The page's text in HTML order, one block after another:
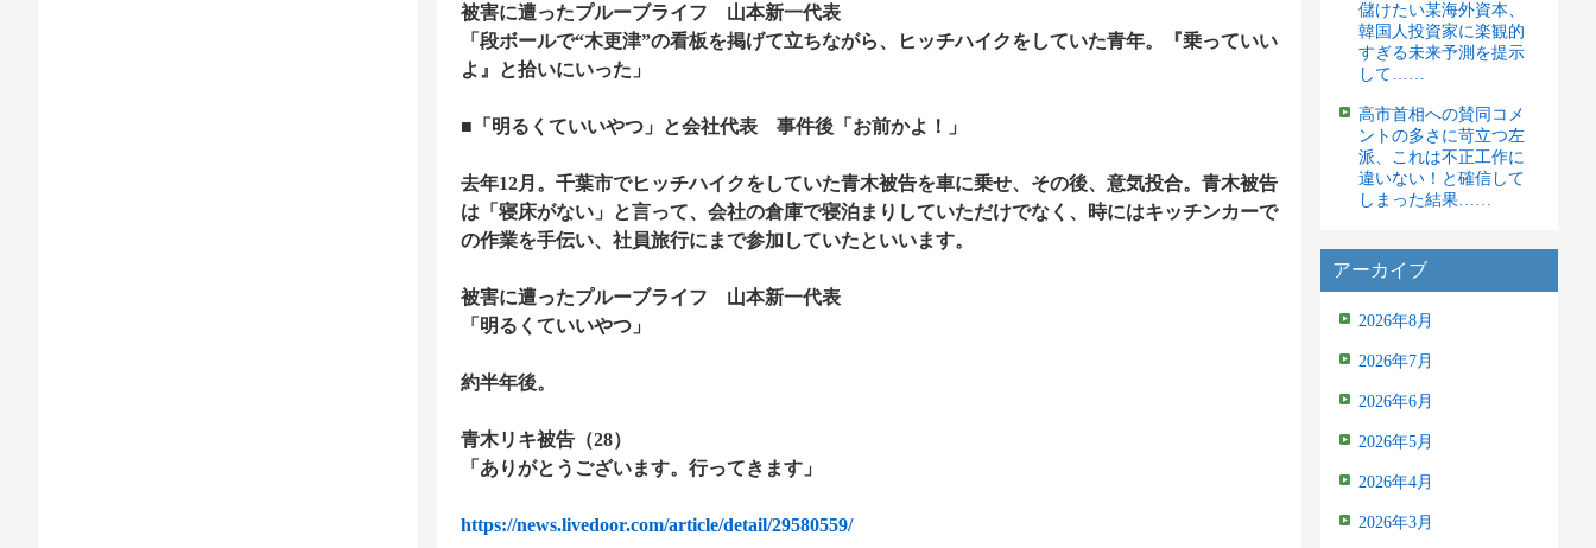
被害に遭ったプルーブライフ 山本新一代表
「段ボールで“木更津”の看板を掲げて立ちながら、ヒッチハイクをしていた青年。『乗っていい
よ』と拾いにいった」
■「明るくていいやつ」と会社代表 事件後「お前かよ！」
去年12月。千葉市でヒッチハイクをしていた青木被告を車に乗せ、その後、意気投合。青木被告
は「寝床がない」と言って、会社の倉庫で寝泊まりしていただけでなく、時にはキッチンカーで
の作業を手伝い、社員旅行にまで参加していたといいます。
被害に遭ったプルーブライフ 山本新一代表
「明るくていいやつ」
約半年後。
青木リキ被告（28）
「ありがとうございます。行ってきます」
https://news.livedoor.com/article/detail/29580559/
儲けたい某海外資本、
韓国人投資家に楽観的
すぎる未来予測を提示
して……
高市首相への賛同コメ
ントの多さに苛立つ左
派、これは不正工作に
違いない！と確信して
しまった結果……
アーカイブ
2026年8月
2026年7月
2026年6月
2026年5月
2026年4月
2026年3月